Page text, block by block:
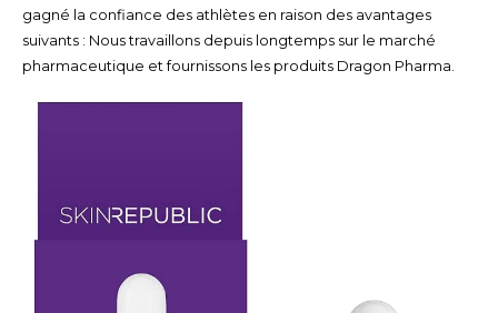
gagné la confiance des athlètes en raison des avantages
suivants : Nous travaillons depuis longtemps sur le marché
pharmaceutique et fournissons les produits Dragon Pharma.